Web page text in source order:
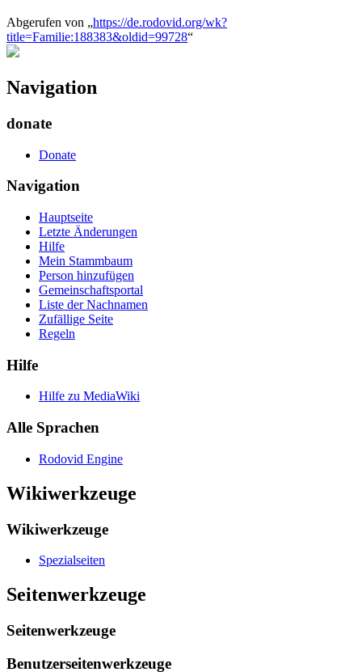
Abgerufen von „https://de.rodovid.org/wk?
title=Familie:188383&oldid=99728“
Navigation
donate
Donate
Navigation
Hauptseite
Letzte Änderungen
Hilfe
Mein Stammbaum
Person hinzufügen
Gemeinschafts­portal
Liste der Nachnamen
Zufällige Seite
Regeln
Hilfe
Hilfe zu MediaWiki
Alle Sprachen
Rodovid Engine
Wikiwerkzeuge
Wikiwerkzeuge
Spezialseiten
Seitenwerkzeuge
Seitenwerkzeuge
Benutzerseitenwerkzeuge